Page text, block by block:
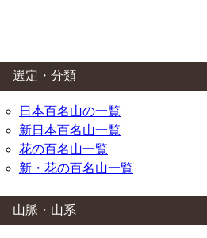
選定・分類
日本百名山の一覧
新日本百名山一覧
花の百名山一覧
新・花の百名山一覧
山脈・山系